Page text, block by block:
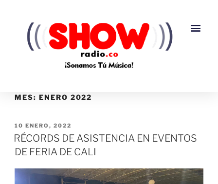
MES: ENERO 2022
10 ENERO, 2022
RÉCORDS DE ASISTENCIA EN EVENTOS
DE FERIA DE CALI